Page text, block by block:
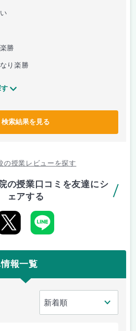
勝
なり楽勝
検索結果を見る
の授業レビューを探す
の授業口コミを友達にシ
ェアする
報一覧